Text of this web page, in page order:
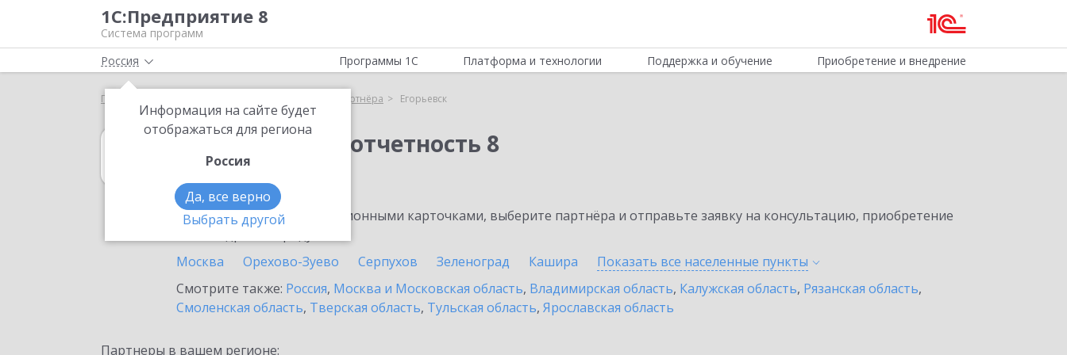
1С:Предприятие 8
Система программ
Россия
Информация на сайте будет
отображаться для региона
Россия
Да, все верно
Выбрать другой
Программы 1С Платформа и технологии Поддержка и обучение Приобретение и внедрение
Главная Выбор партнёра Егорьевск
1С:Бюджетная отчетность 8
в Егорьевске
Ознакомьтесь с информационными карточками, выберите партнёра и отправьте заявку на консультацию, приобретение
Москва
Орехово-Зуево Серпухов Зеленоград Кашира Показать все населенные пункты
Смотрите также: Россия, Москва и Московская область, Владимирская область, Калужская область, Рязанская область,
Смоленская область, Тверская область, Тульская область, Ярославская область
Партнеры в вашем регионе: